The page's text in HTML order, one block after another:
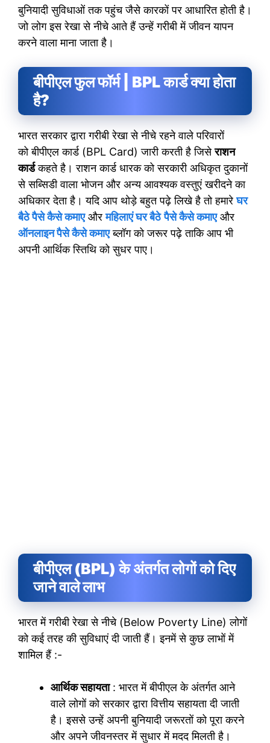
बुनियादी सुविधाओं तक पहुंच जैसे कारकों पर आधारित होती है।
जो लोग इस रेखा से नीचे आते हैं उन्हें गरीबी में जीवन यापन
करने वाला माना जाता है।
बीपीएल फुल फॉर्म | BPL कार्ड क्या होता
है?
भारत सरकार द्वारा गरीबी रेखा से नीचे रहने वाले परिवारों
को बीपीएल कार्ड (BPL Card) जारी करती है जिसेराशन
कार्डकहते है। राशन कार्ड धारक को सरकारी अधिकृत दुकानों
से सब्सिडी वाला भोजन और अन्य आवश्यक वस्तुएं खरीदने का
अधिकार देता है। यदि आप थोड़े बहुत पढ़े लिखे है तो हमारेघर
बैठे पैसे कैसे कमाएऔरमहिलाएं घर बैठे पैसे कैसे कमाएऔर
ऑनलाइन पैसे कैसे कमाएब्लॉग को जरूर पढ़े ताकि आप भी
अपनी आर्थिक स्तिथि को सुधर पाए।
बीपीएल (BPL) के अंतर्गत लोगों को दिए
जाने वाले लाभ
भारत में गरीबी रेखा से नीचे (Below Poverty Line) लोगों
को कई तरह की सुविधाएं दी जाती हैं। इनमें से कुछ लाभों में
शामिल हैं :-
आर्थिक सहायता: भारत में बीपीएल के अंतर्गत आने
वाले लोगों को सरकार द्वारा वित्तीय सहायता दी जाती
है। इससे उन्हें अपनी बुनियादी जरूरतों को पूरा करने
और अपने जीवनस्तर में सुधार में मदद मिलती है।